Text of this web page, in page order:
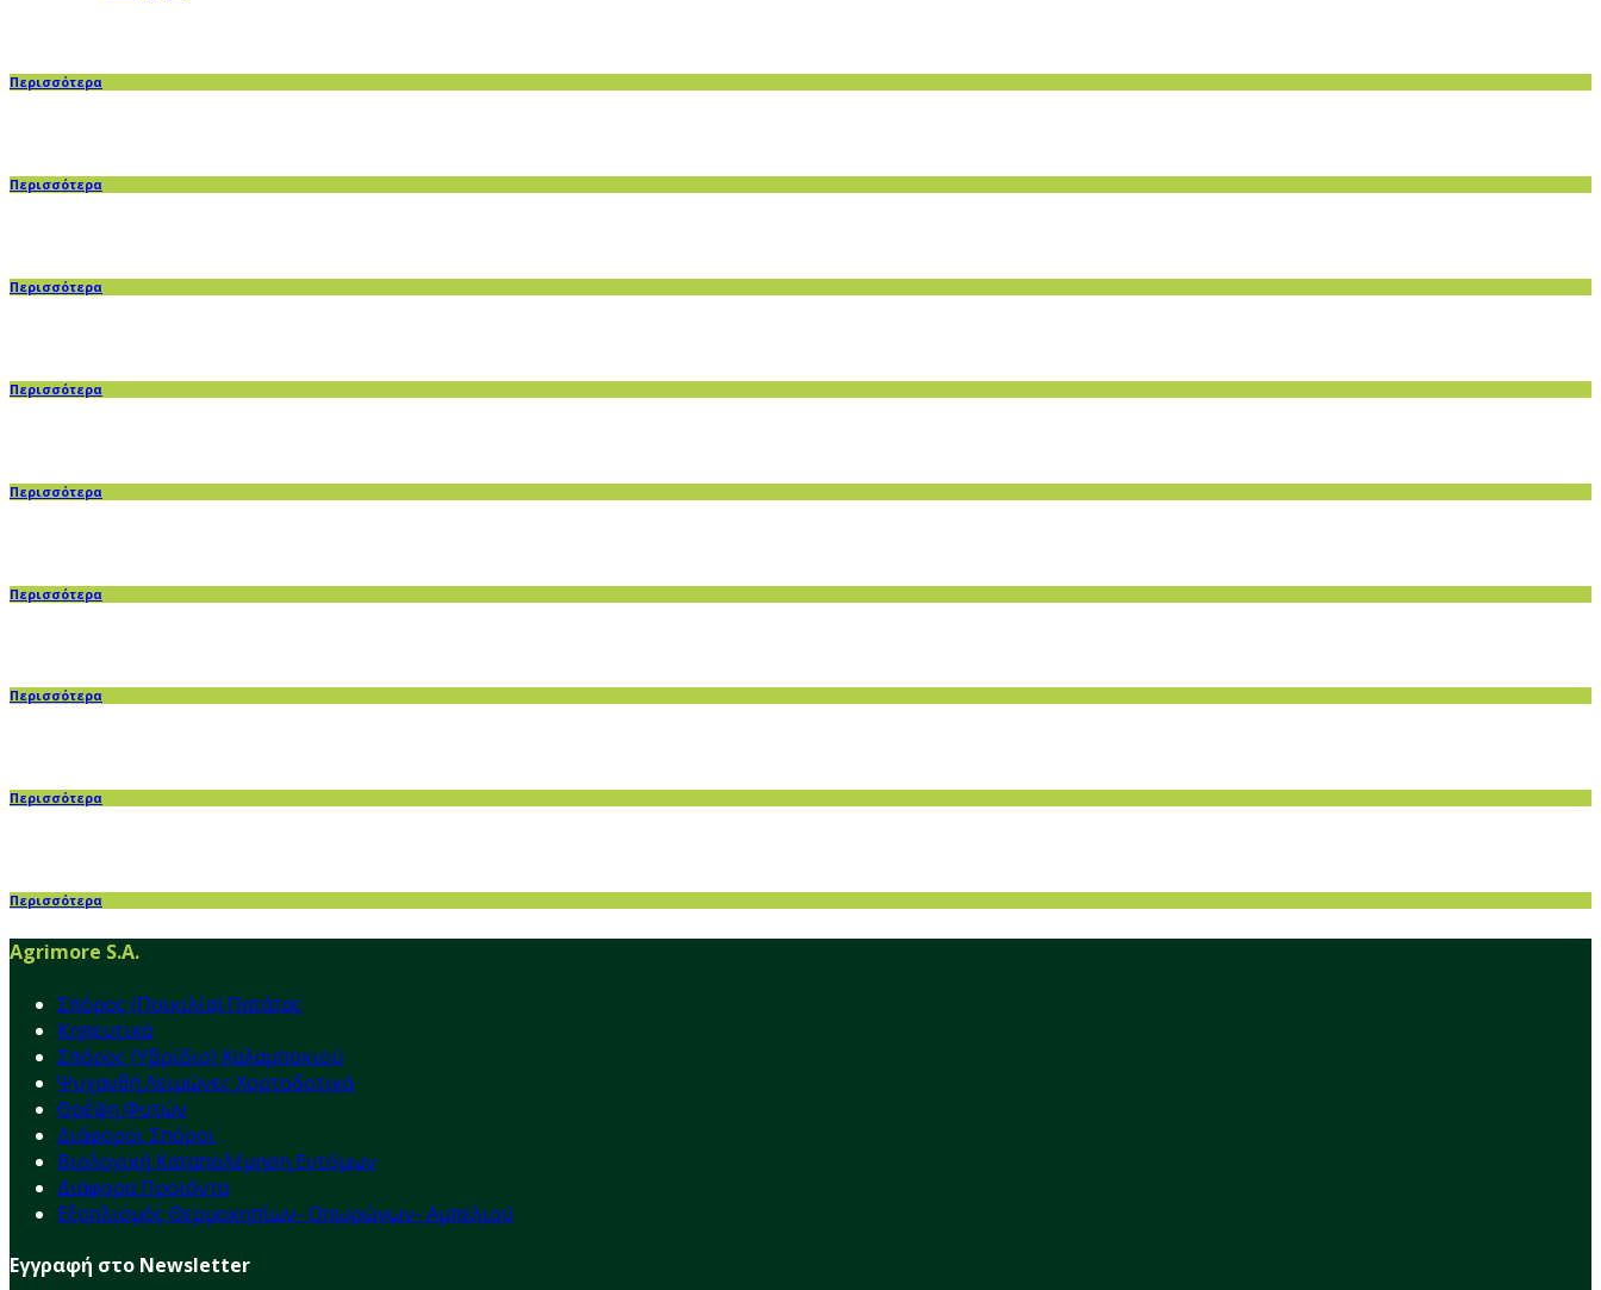
Περισσότερα
Περισσότερα
Περισσότερα
Περισσότερα
Περισσότερα
Περισσότερα
Περισσότερα
Περισσότερα
Περισσότερα
Agrimore S.A.
Σπόρος (Ποικιλία) Πατάτας
Κηπευτικά
Σπόρος (Υβρίδιο) Καλαμποκιού
Ψυχανθή Λειμώνες Χορτοδοτικά
Θρέψη Φυτών
Διάφοροι Σπόροι
Βιολογική Καταπολέμηση Εντόμων
Διάφορα Προϊόντα
Εξοπλισμός Θερμοκηπίων- Οπωρώνων- Αμπελιού
Εγγραφή στο Newsletter